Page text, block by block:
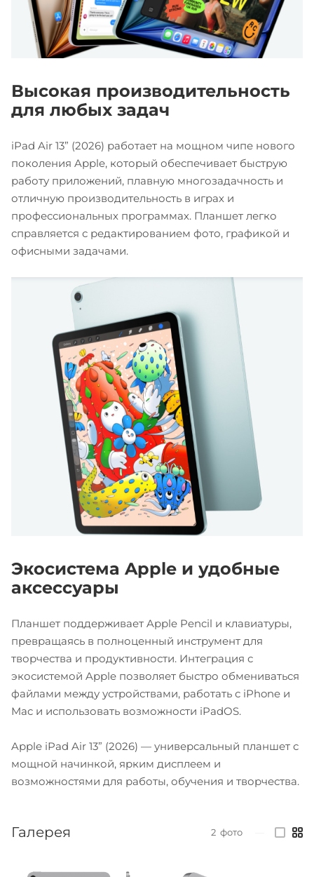
Высокая производительность
для любых задач
iPad Air 13” (2026) работает на мощном чипе нового
поколения Apple, который обеспечивает быструю
работу приложений, плавную многозадачность и
отличную производительность в играх и
профессиональных программах. Планшет легко
справляется с редактированием фото, графикой и
офисными задачами.
Экосистема Apple и удобные
аксессуары
Планшет поддерживает Apple Pencil и клавиатуры,
превращаясь в полноценный инструмент для
творчества и продуктивности. Интеграция с
экосистемой Apple позволяет быстро обмениваться
файлами между устройствами, работать с iPhone и
Mac и использовать возможности iPadOS.
Apple iPad Air 13” (2026) — универсальный планшет с
мощной начинкой, ярким дисплеем и
возможностями для работы, обучения и творчества.
Галерея 2 фото